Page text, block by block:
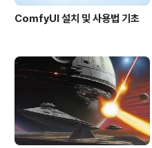
ComfyUI 설치 및 사용법 기초